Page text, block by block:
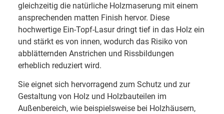
gleichzeitig die natürliche Holzmaserung mit einem
ansprechenden matten Finish hervor. Diese
hochwertige Ein-Topf-Lasur dringt tief in das Holz ein
und stärkt es von innen, wodurch das Risiko von
abblätternden Anstrichen und Rissbildungen
erheblich reduziert wird.
Sie eignet sich hervorragend zum Schutz und zur
Gestaltung von Holz und Holzbauteilen im
Außenbereich, wie beispielsweise bei Holzhäusern,